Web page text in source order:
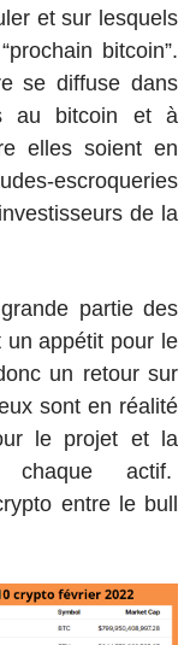
et sur lesquels
bitcoin”.
se diffuse dans
au bitcoin et à
elles soient en
escroqueries
de la
partie des
un appétit pour le
un retour sur
sont en réalité
le projet et la
chaque actif.
entre le bull